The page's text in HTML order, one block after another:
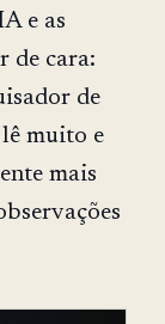
e as
de cara:
de
muito e
mais